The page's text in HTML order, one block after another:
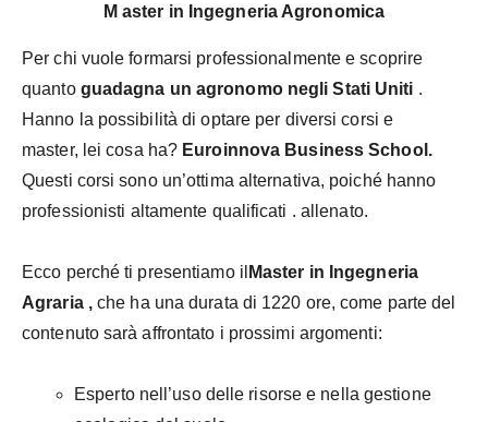
Master in Ingegneria Agronomica
Per chi vuole formarsi professionalmente e scoprire
quanto guadagna un agronomo negli Stati Uniti .
Hanno la possibilitàdi optare per diversi corsi e
master, lei cosa ha? Euroinnova Business School.
Questi corsi sono un’ottima alternativa, poiché hanno
professionisti altamente qualificati . allenato.
Ecco perché ti presentiamo il Master in Ingegneria
Agraria ,che ha una durata di 1220 ore, come parte del
contenuto sarà affrontato i prossimi argomenti:
Espertonell’uso delle risorse e nella gestione